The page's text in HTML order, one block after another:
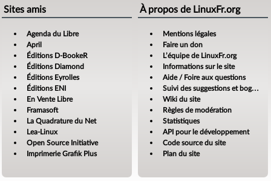
Sites amis
Agenda du Libre
April
Éditions D-BookeR
Éditions Diamond
Éditions Eyrolles
Éditions ENI
En Vente Libre
Framasoft
La Quadrature du Net
Lea-Linux
Open Source Initiative
Imprimerie Grafik Plus
À propos de LinuxFr.org
Mentions légales
Faire un don
L’équipe de LinuxFr.org
Informations sur le site
Aide / Foire aux questions
Suivi des suggestions et bogues
Wiki du site
Règles de modération
Statistiques
API pour le développement
Code source du site
Plan du site